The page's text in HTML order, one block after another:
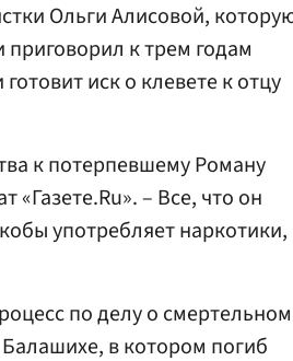
Ольги Алисовой,
к трем годам
иск о клевете к отцу
к потерпевшему Роману
– Все, что он
употребляет наркотики,
по делу о смертельном
в котором погиб